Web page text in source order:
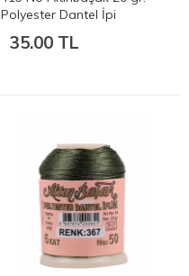
Polyester Dantel İpi
35.00 TL